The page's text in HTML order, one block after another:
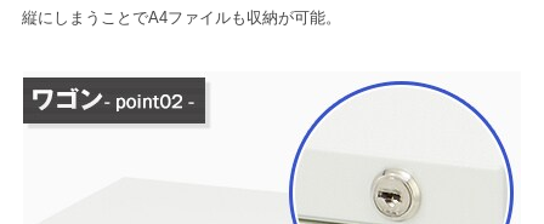
縦にしまうことでA4ファイルも収納が可能。